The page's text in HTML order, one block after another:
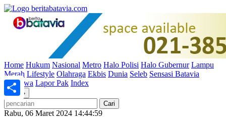
Home Hukum Nasional Metro Halo Polisi Halo Gubernur Lampu
Merah Lifestyle Olahraga Ekbis Dunia Seleb Sensasi Batavia
Peristiwa Lapor Pak Index
»
Rabu, 06 Maret 2024 14:44:59
Share